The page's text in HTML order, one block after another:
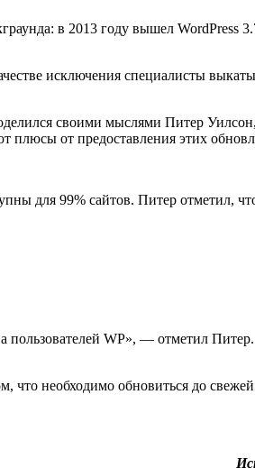
в 2013 году вышел WordPress
исключения специалисты
своими мыслями Питер
плюсы от предоставления этих
для 99% сайтов. Питер отметил,
пользователей WP», — отметил
что необходимо обновиться до